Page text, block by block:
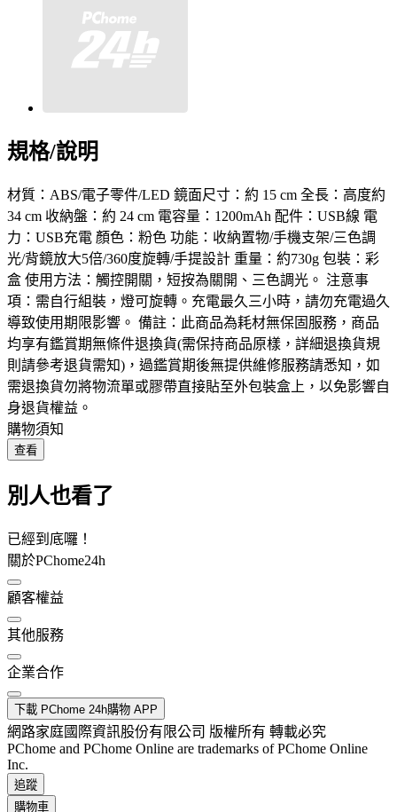
規格/說明
材質：ABS/電子零件/LED 鏡面尺寸：約 15 cm 全長：高度約
34 cm 收納盤：約 24 cm 電容量：1200mAh 配件：USB線 電
力：USB充電 顏色：粉色 功能：收納置物/手機支架/三色調
光/背鏡放大5倍/360度旋轉/手提設計 重量：約730g 包裝：彩
盒 使用方法：觸控開關，短按為關開、三色調光。 注意事
項：需自行組裝，燈可旋轉。充電最久三小時，請勿充電過久
導致使用期限影響。 備註：此商品為耗材無保固服務，商品
均享有鑑賞期無條件退換貨(需保持商品原樣，詳細退換貨規
則請參考退貨需知)，過鑑賞期後無提供維修服務請悉知，如
需退換貨勿將物流單或膠帶直接貼至外包裝盒上，以免影響自
身退貨權益。
購物須知
查看
別人也看了
已經到底囉！
關於PChome24h
顧客權益
其他服務
企業合作
下載 PChome 24h購物 APP
網路家庭國際資訊股份有限公司 版權所有 轉載必究
PChome and PChome Online are trademarks of PChome Online
Inc.
追蹤
購物車